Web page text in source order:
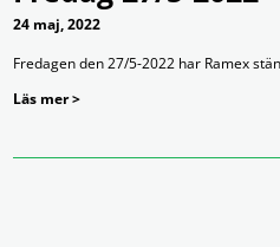
24 maj, 2022
Fredagen den 27/5-2022 har Ramex
Läs mer >